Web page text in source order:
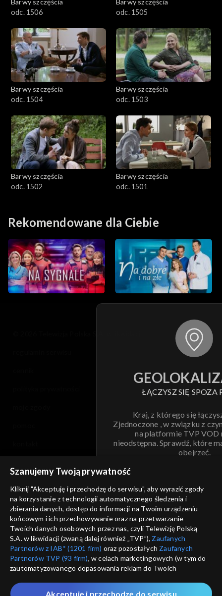
Barwy szczęścia
odc. 1506
Barwy szczęścia
odc. 1505
Barwy szczęścia
odc. 1504
Barwy szczęścia
odc. 1503
Barwy szczęścia
odc. 1502
Barwy szczęścia
odc. 1501
Rekomendowane dla Ciebie
ŁĄCZYSZ SIĘ SPOZA
Kraj, z którego się
Zjednoczone , w związku z
na platformie TVP VOD
nieodstępna. Sprawdź, które
obejrzeć.
ANULUJ
informacje o dostawcy usług
Szanujemy Twoją prywatność
Kliknij "Akceptuję i przechodzę do serwisu", aby wyrazić zgody
na korzystanie z technologii automatycznego śledzenia i
zbierania danych, dostęp do informacji na Twoim urządzeniu
końcowym i ich przechowywanie oraz na przetwarzanie
Twoich danych osobowych przez nas, czyli Telewizję Polską
S.A. w likwidacji (zwaną dalej również „TVP”), Zaufanych
Partnerów z IAB* (1201 firm) oraz pozostałych Zaufanych
Partnerów TVP (93 firm), w celach marketingowych (w tym do
zautomatyzowanego dopasowania reklam do Twoich
które wskazujemy poniżej, a także zgody na udostępnianie
Akceptuję i przechodzę do serwisu